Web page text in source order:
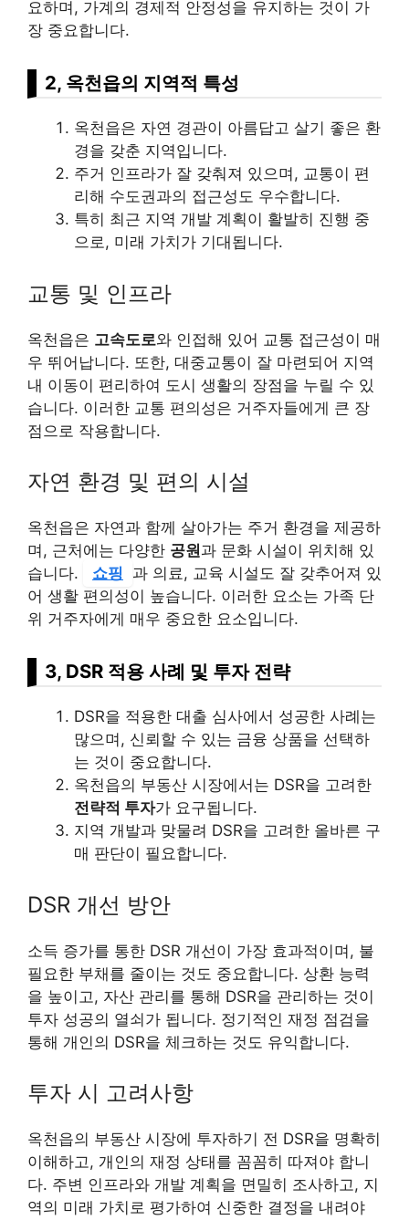
요하며, 가계의 경제적 안정성을 유지하는 것이 가
장 중요합니다.
2, 옥천읍의 지역적 특성
옥천읍은 자연 경관이 아름답고 살기 좋은 환
경을 갖춘 지역입니다.
주거 인프라가 잘 갖춰져 있으며, 교통이 편
리해 수도권과의 접근성도 우수합니다.
특히 최근 지역 개발 계획이 활발히 진행 중
으로, 미래 가치가 기대됩니다.
교통 및 인프라
옥천읍은 고속도로와 인접해 있어 교통 접근성이 매
우 뛰어납니다. 또한, 대중교통이 잘 마련되어 지역
내 이동이 편리하여 도시 생활의 장점을 누릴 수 있
습니다. 이러한 교통 편의성은 거주자들에게 큰 장
점으로 작용합니다.
자연 환경 및 편의 시설
옥천읍은 자연과 함께 살아가는 주거 환경을 제공하
며, 근처에는 다양한 공원과 문화 시설이 위치해 있
습니다.
쇼핑 과 의료, 교육 시설도 잘 갖추어져 있
어 생활 편의성이 높습니다. 이러한 요소는 가족 단
위 거주자에게 매우 중요한 요소입니다.
3, DSR 적용 사례 및 투자 전략
DSR을 적용한 대출 심사에서 성공한 사례는
많으며, 신뢰할 수 있는 금융 상품을 선택하
는 것이 중요합니다.
옥천읍의 부동산 시장에서는 DSR을 고려한
전략적 투자가 요구됩니다.
지역 개발과 맞물려 DSR을 고려한 올바른 구
매 판단이 필요합니다.
DSR 개선 방안
소득 증가를 통한 DSR 개선이 가장 효과적이며, 불
필요한 부채를 줄이는 것도 중요합니다. 상환 능력
을 높이고, 자산 관리를 통해 DSR을 관리하는 것이
투자 성공의 열쇠가 됩니다. 정기적인 재정 점검을
통해 개인의 DSR을 체크하는 것도 유익합니다.
투자 시 고려사항
옥천읍의 부동산 시장에 투자하기 전 DSR을 명확히
이해하고, 개인의 재정 상태를 꼼꼼히 따져야 합니
다. 주변 인프라와 개발 계획을 면밀히 조사하고, 지
역의 미래 가치로 평가하여 신중한 결정을 내려야